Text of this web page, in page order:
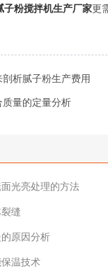
子粉搅拌机生产厂家更
析腻子粉生产费用
量的定量分析
光亮处理的方法
缝
原因分析
温技术